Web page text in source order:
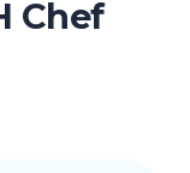
Chef